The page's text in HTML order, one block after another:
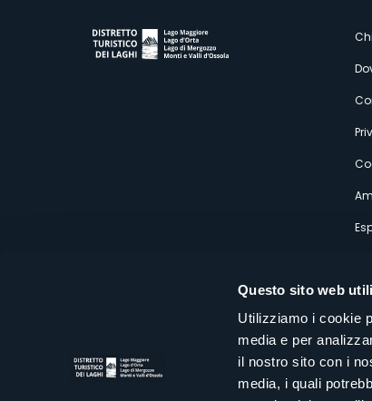
Questo sito web
Utilizziamo i cookie
media e per
il nostro sito con i
media, i quali
Distretto Turistico dei Laghi Scrl
Sede legale e operativa: Corso Italia 26 - 28838 Stresa